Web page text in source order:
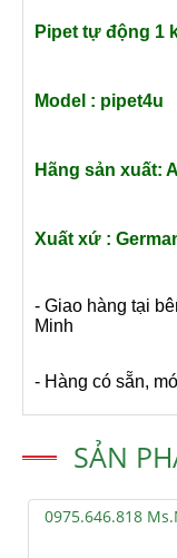
Pipet tự động 1
Model : pipet4u
Hãng sản xuất:
Xuất xứ :
- Giao hàng tại
Minh
- Hàng có sẵn,
SẢN
0975.646.818